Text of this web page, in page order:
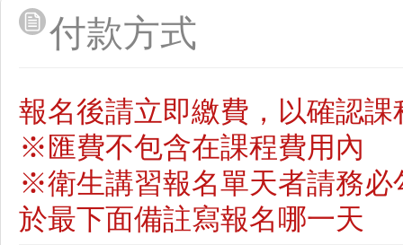
付款方式
報名後請立即繳費，以確認課
※匯費不包含在課程費用內
※衛生講習報名單天者請務必
於最下面備註寫報名哪一天